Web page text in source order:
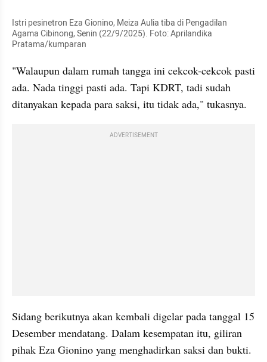
Istri pesinetron Eza Gionino, Meiza Aulia tiba di Pengadilan
Agama Cibinong, Senin (22/9/2025). Foto: Aprilandika
Pratama/kumparan
"Walaupun dalam rumah tangga ini cekcok-cekcok pasti
ada. Nada tinggi pasti ada. Tapi KDRT, tadi sudah
ditanyakan kepada para saksi, itu tidak ada," tukasnya.
ADVERTISEMENT
Sidang berikutnya akan kembali digelar pada tanggal 15
Desember mendatang. Dalam kesempatan itu, giliran
pihak Eza Gionino yang menghadirkan saksi dan bukti.